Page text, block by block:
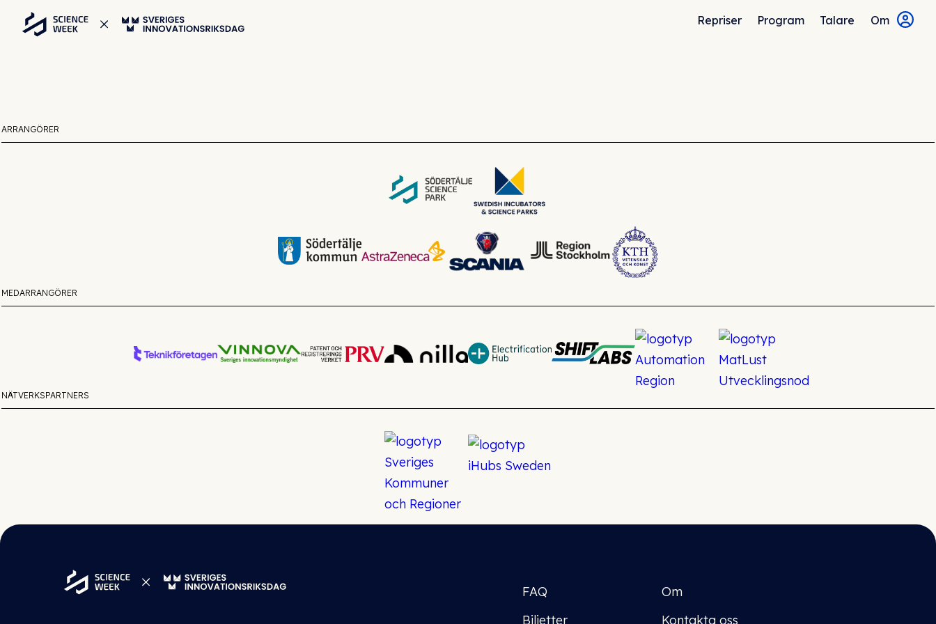
Repriser Program Talare Om
ARRANGÖRER
MEDARRANGÖRER
NÄTVERKSPARTNERS
FAQ
Biljetter
Om
Kontakta oss